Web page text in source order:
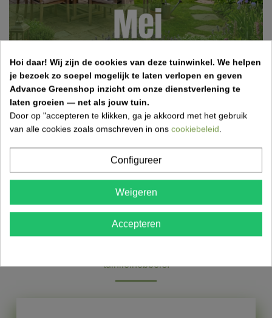
Onze voordelen voor uw tuinproject
Greenshop vindtualles
tuinproject:snellelevering,kwaliteitsproductenen
tuinliefhebbers.
Hoi daar! Wij zijn de cookies van deze tuinwinkel. We helpen
je bezoek zo soepel mogelijk te laten verlopen en geven
Advance Greenshop inzicht om onze dienstverlening te
laten groeien — net als jouw tuin.
Door op "accepteren te klikken, ga je akkoord met het gebruik
van alle cookies zoals omschreven in ons cookiebeleid.
Configureer
Weigeren
Accepteren